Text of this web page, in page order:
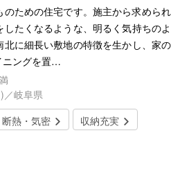
ための住宅です。施主から求められ
たくなるような、明るく気持ちのよ
に細長い敷地の特徴を生かし、家の
ニングを置…
／岐阜県
断熱・気密 収納充実